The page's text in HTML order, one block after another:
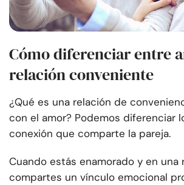
Cómo diferenciar entre
relación conveniente
¿Qué es una relación de
con el amor? Podemos diferenciar
conexión que comparte la pareja.
Cuando estás enamorado y en una
compartes un vínculo emocional